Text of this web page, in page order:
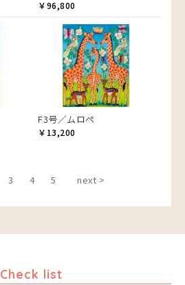
￥96,800
F3号／ムロペ
￥13,200
3 4 5 next >
Check list